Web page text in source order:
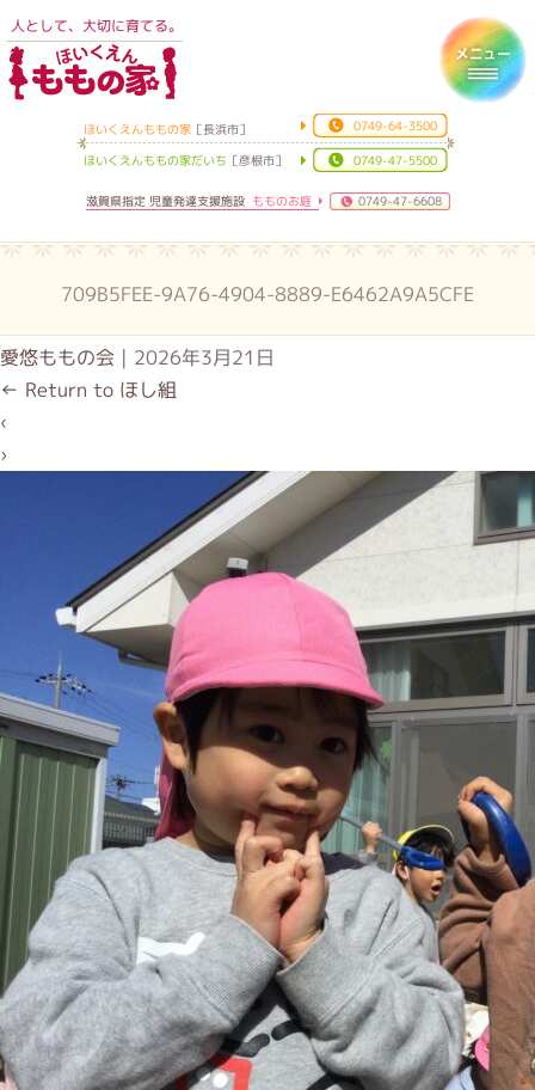
人として、大切に育てる。
ほいくえんももの家 ［長浜市］ 0749-64-3500
ほいくえんももの家だいち ［彦根市］ 0749-47-5500
滋賀県指定 児童発達支援施設もものお庭 0749-47-6608
709B5FEE-9A76-4904-8889-E6462A9A5CFE
愛悠ももの会 | 2026年3月21日
← Return to ほし組
‹
›